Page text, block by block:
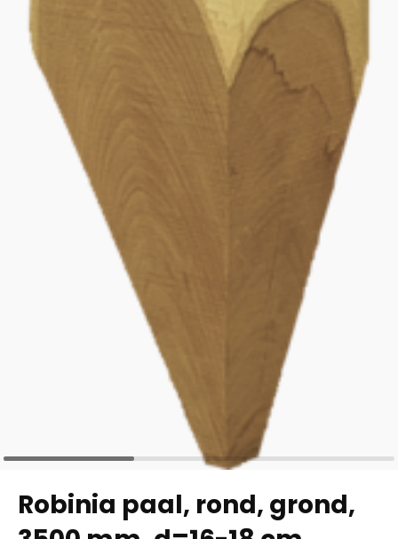
Robinia paal, rond, grond,